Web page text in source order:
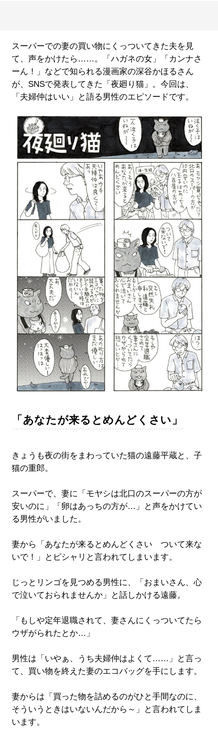
スーパーでの妻の買い物にくっついてきた夫を見
て、声をかけたら……。「ハガネの女」「カンナさ
ーん！」などで知られる漫画家の深谷かほるさん
が、SNSで発表してきた「夜廻り猫」。今回は、
「夫婦仲はいい」と語る男性のエピソードです。
「あなたが来るとめんどくさい」
きょうも夜の街をまわっていた猫の遠藤平蔵と、子
猫の重郎。
スーパーで、妻に「モヤシは北口のスーパーの方が
安いのに」「卵はあっちの方が…」と声をかけてい
る男性がいました。
妻から「あなたが来るとめんどくさい ついて来な
いで！」とピシャリと言われてしまいます。
じっとリンゴを見つめる男性に、「おまいさん、心
で泣いておられませんか」と話しかける遠藤。
「もしや定年退職されて、妻さんにくっついてたら
ウザがられたとか…」
男性は「いやぁ、うち夫婦仲はよくて……」と言っ
て、買い物を終えた妻のエコバッグを手にします。
妻からは「買った物を詰めるのがひと手間なのに、
そういうときはいないんだから～」と言われてしま
います。